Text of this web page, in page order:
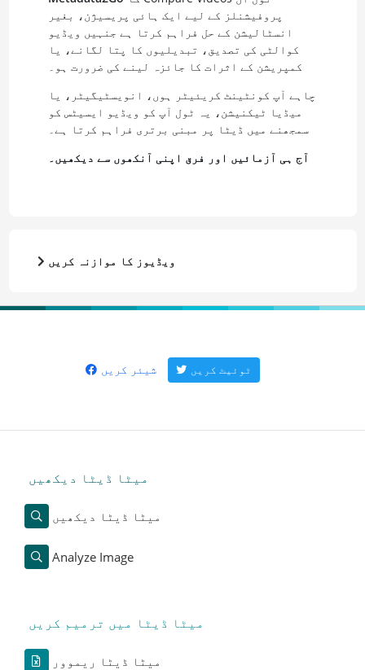
پروفیشنلز کے لیے ایک ہائی پریسیژن، بغیر
انسٹالیشن کے حل فراہم کرتا ہے جنہیں ویڈیو
کوالٹی کی تصدیق، تبدیلیوں کا پتا لگانے، یا
کمپریشن کے اثرات کا جائزہ لینے کی ضرورت ہو۔
چاہے آپ کونٹینٹ کریئیٹر ہوں، انویسٹیگیٹر، یا
میڈیا ٹیکنیشن، یہ ٹول آپ کو ویڈیو ایسیٹس کو
سمجھنے میں ڈیٹا پر مبنی برتری فراہم کرتا ہے۔
آج ہی آزمائیں اور فرق اپنی آنکھوں سے دیکھیں۔
ویڈیوز کا موازنہ کریں
شیئر کریں ٹوئیٹ کریں
میٹا ڈیٹا دیکھیں
میٹا ڈیٹا دیکھیں
Analyze Image
میٹا ڈیٹا میں ترمیم کریں
میٹا ڈیٹا ریموور